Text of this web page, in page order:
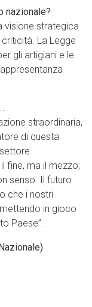
nazionale?
visione strategica
La Legge
gli artigiani e le
straordinaria,
di questa
fine, ma il mezzo;
senso. Il futuro
che i nostri
in gioco
Paese”.